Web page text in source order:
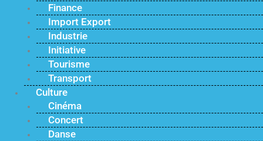
Finance
Import Export
Industrie
Initiative
Tourisme
Transport
Culture
Cinéma
Concert
Danse